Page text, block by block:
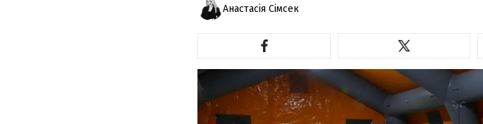
Анастасія Сімсек